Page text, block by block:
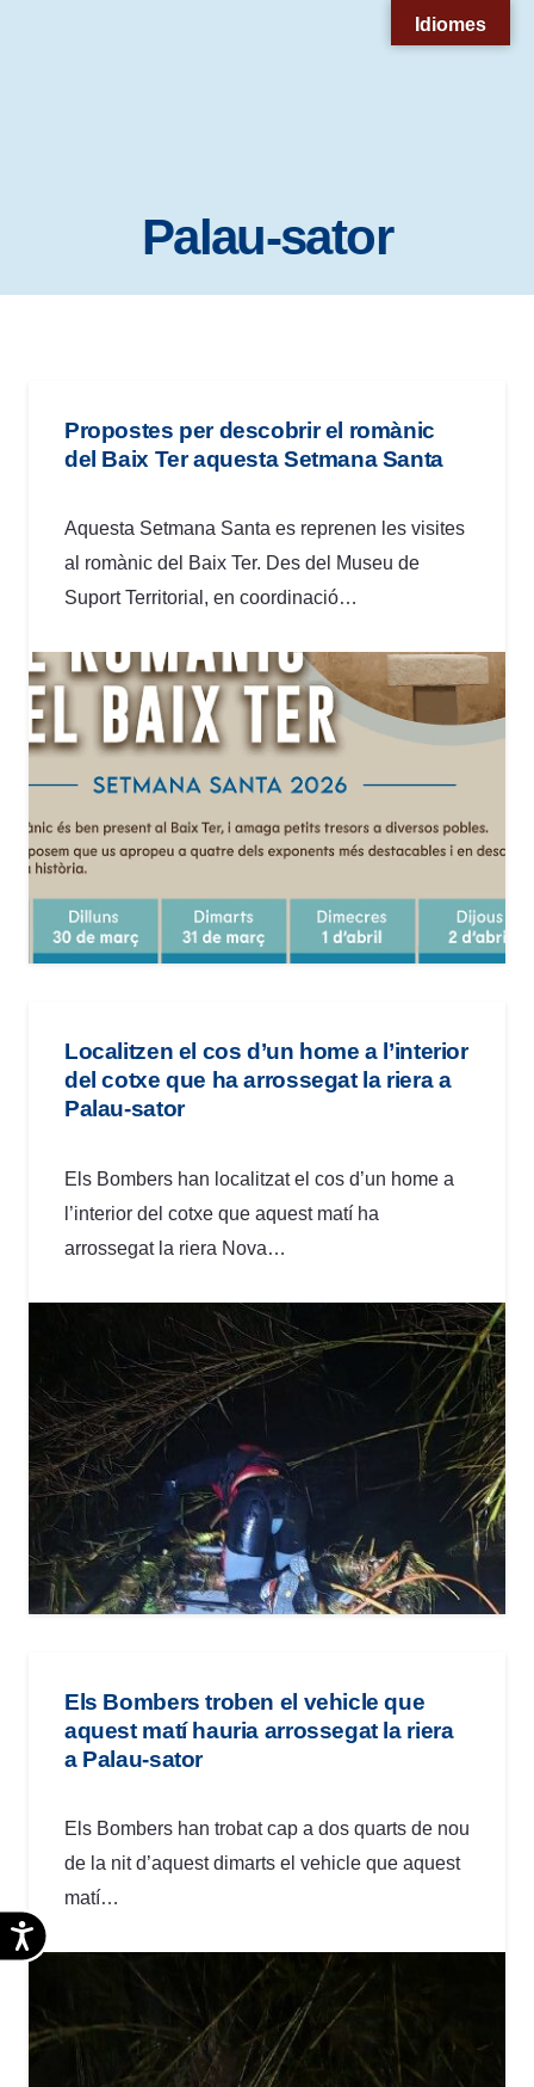
accesibilidad.
Accesibilidad
Palau-sator
Propostes per descobrir el romànic
del Baix Ter aquesta Setmana Santa
Aquesta Setmana Santa es reprenen les visites
al romànic del Baix Ter. Des del Museu de
Suport Territorial, en coordinació…
Localitzen el cos d’un home a l’interior
del cotxe que ha arrossegat la riera a
Palau-sator
Els Bombers han localitzat el cos d’un home a
l’interior del cotxe que aquest matí ha
arrossegat la riera Nova…
Els Bombers troben el vehicle que
aquest matí hauria arrossegat la riera
a Palau-sator
Els Bombers han trobat cap a dos quarts de nou
de la nit d’aquest dimarts el vehicle que aquest
matí…
Idiomes